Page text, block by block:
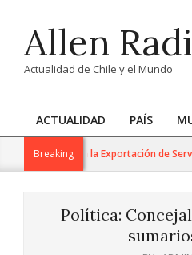
contentAllen
Actualidad de Chile y el Mundo
Primary
Navigation
ACTUALIDAD PAÍS
Breaking
Trabajo para la Exportación de
Política: